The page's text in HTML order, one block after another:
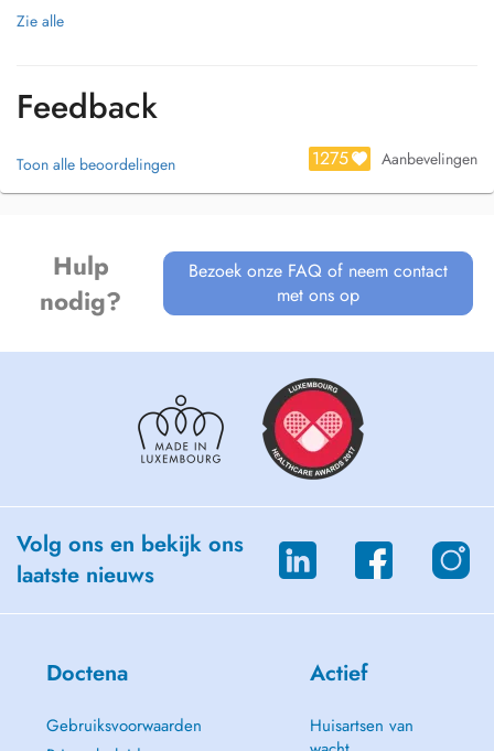
Zie alle
Feedback
Toon alle beoordelingen 1275 Aanbevelingen
Hulp
nodig?
Bezoek onze FAQ of neem contact
met ons op
Volg ons en bekijk ons
laatste nieuws
Doctena
Gebruiksvoorwaarden
Actief
Huisartsen van